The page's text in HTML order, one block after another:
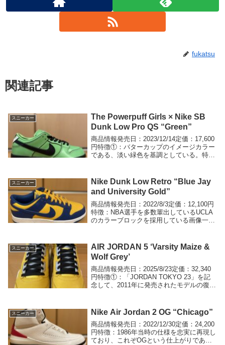
fukatsu
関連記事
スニーカー
The Powerpuff Girls × Nike SB
Dunk Low Pro QS “Green”
商品情報発売日：2023/12/14定価：17,600
円特徴①：バターカップのイメージカラー
である、淡い緑色を基調としている。特徴
いる。特徴⓷：包み紙にパワーパフガ...
スニーカー
Nike Dunk Low Retro “Blue Jay
and University Gold”
商品情報発売日：2022/8/3定価：12,100円
特徴：NBA選手を多数輩出しているUCLA
のカラーブロックを採用している画像一覧
サイズ：27.5cm総評：D...
スニーカー
AIR JORDAN 5 ‘Varsity Maize &
Wolf Grey’
商品情報発売日：2025/8/23定価：32,340
円特徴①：「JORDAN TOKYO 23」を記
念して、2011年に発売されたモデルの復刻
が、東京での開催を示す...
スニーカー Nike Air Jordan 2 OG “Chicago”
商品情報発売日：2022/12/30定価：24,200
円特徴：1986年当時の仕様を忠実に再現し
ており、これぞOGという仕上がりであ